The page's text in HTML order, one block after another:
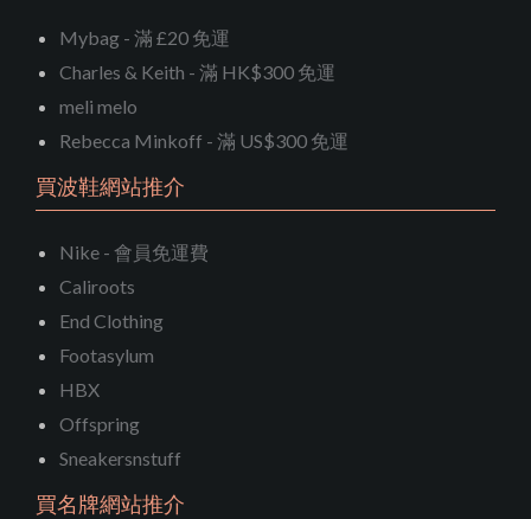
Mybag - 滿 £20 免運
Charles & Keith - 滿 HK$300 免運
meli melo
Rebecca Minkoff - 滿 US$300 免運
買波鞋網站推介
Nike - 會員免運費
Caliroots
End Clothing
Footasylum
HBX
Offspring
Sneakersnstuff
買名牌網站推介